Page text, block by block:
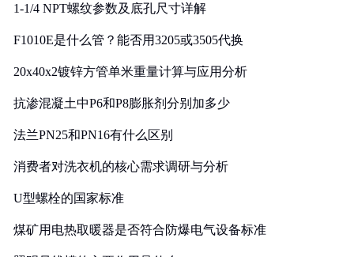
1-1/4 NPT螺纹参数及底孔尺寸详解
F1010E是什么管？能否用3205或3505代换
20x40x2镀锌方管单米重量计算与应用分析
抗渗混凝土中P6和P8膨胀剂分别加多少
法兰PN25和PN16有什么区别
消费者对洗衣机的核心需求调研与分析
U型螺栓的国家标准
煤矿用电热取暖器是否符合防爆电气设备标准